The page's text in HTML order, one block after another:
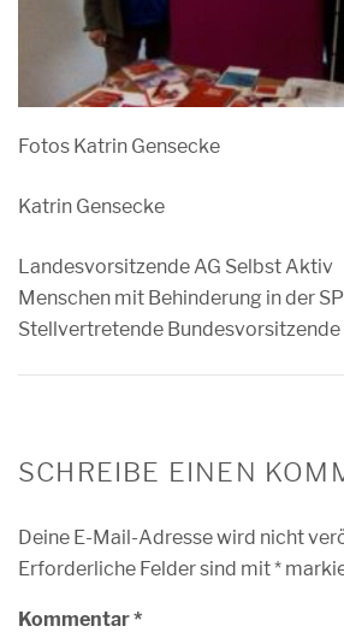
Fotos Katrin Gensecke
Katrin Gensecke
Landesvorsitzende AG Selbst Aktiv
Menschen mit Behinderung in der
Stellvertretende Bundesvorsitzende
SCHREIBE EINEN
Deine E-Mail-Adresse wird nicht
Erforderliche Felder sind mit*
Kommentar*